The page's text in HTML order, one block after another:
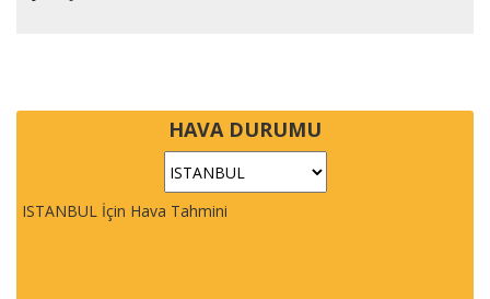
HAVA DURUMU
ISTANBUL İçin Hava Tahmini